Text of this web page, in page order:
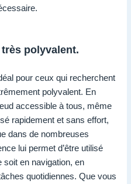
polyvalent.
pour ceux qui recherchent
polyvalent. En
accessible à tous, même
rapidement et sans effort,
dans de nombreuses
lui permet d’être utilisé
en navigation, en
quotidiennes. Que vous